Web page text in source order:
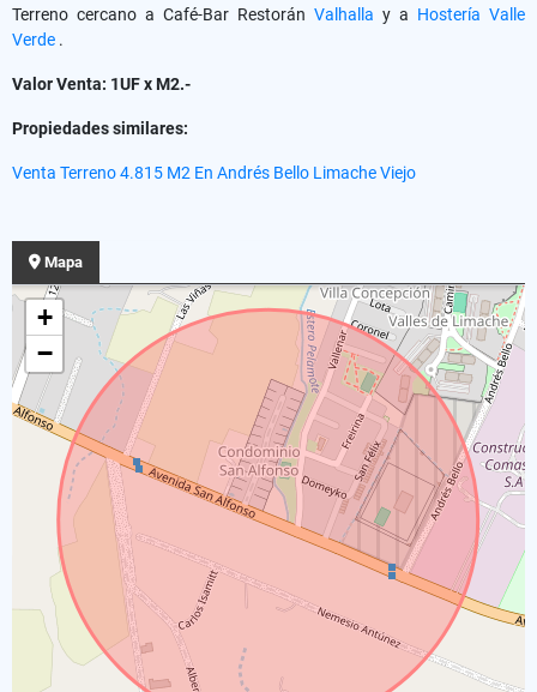
Terreno cercano a Café-Bar Restorán Valhalla y a Hostería Valle
Verde .
Valor Venta: 1UF x M2.-
Propiedades similares:
Venta Terreno 4.815 M2 En Andrés Bello Limache Viejo
Mapa
+
−